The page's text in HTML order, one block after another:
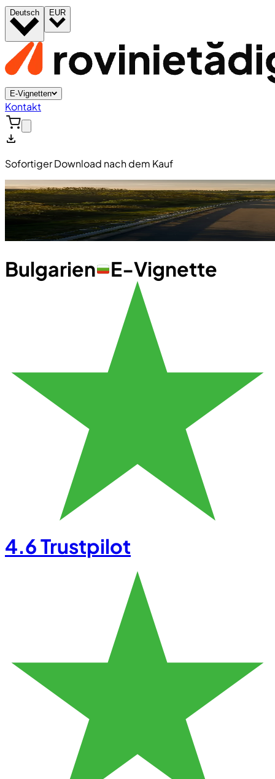
Deutsch EUR
E-Vignetten
Kontakt
Sofortiger Download nach dem Kauf
Bulgarien E-Vignette
4.6Trustpilot